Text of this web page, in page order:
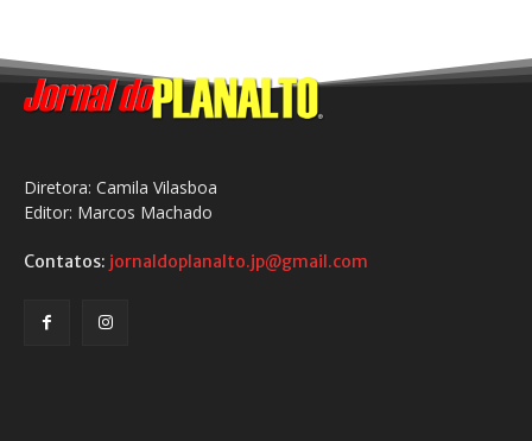
Diretora: Camila Vilasboa
Editor: Marcos Machado
Contatos: jornaldoplanalto.jp@gmail.com